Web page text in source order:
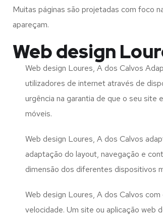
Muitas páginas são projetadas com foco
apareçam.
Web design
Web design Loures, A dos Calvos
utilizadores de internet através de
urgência na garantia de que o seu
móveis.
Web design Loures, A dos Calvos
adaptação do layout, navegação e
dimensão dos diferentes dispositivos
Web design Loures, A dos Calvos
velocidade. Um site ou aplicação web